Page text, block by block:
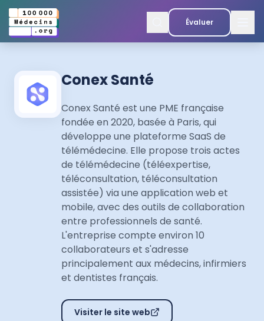
Évaluer
Conex Santé
Conex Santé est une PME française
fondée en 2020, basée à Paris, qui
développe une plateforme SaaS de
télémédecine. Elle propose trois actes
de télémédecine (téléexpertise,
téléconsultation, téléconsultation
assistée) via une application web et
mobile, avec des outils de collaboration
entre professionnels de santé.
L'entreprise compte environ 10
collaborateurs et s'adresse
principalement aux médecins, infirmiers
et dentistes français.
Visiter le site web